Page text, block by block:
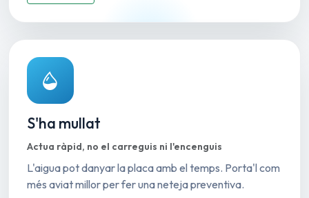
S'ha mullat
Actua ràpid, no el carreguis ni l'encenguis
L'aigua pot danyar la placa amb el temps. Porta'l com
més aviat millor per fer una neteja preventiva.